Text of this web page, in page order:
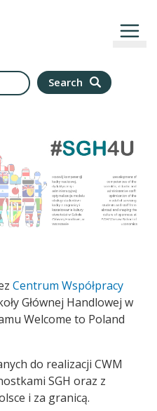
Search
Centrum Współpracy
Głównej Handlowej w
Welcome to Poland
do realizacji CWM
SGH oraz z
i za granicą.